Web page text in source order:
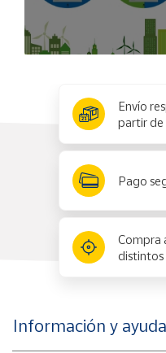
Envío
partir
Pago
Compra
distintos
Información y ayuda